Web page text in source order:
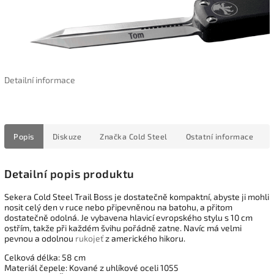
Detailní informace
Popis Diskuze Značka Cold Steel Ostatní informace
Detailní popis produktu
Sekera Cold Steel Trail Boss je dostatečně kompaktní, abyste ji mohli
nosit celý den v ruce nebo připevněnou na batohu, a přitom
dostatečně odolná. Je vybavena hlavicí evropského stylu s 10 cm
ostřím, takže při každém švihu pořádně zatne. Navíc má velmi
pevnou a odolnou rukojeťz amerického hikoru.
Celková délka: 58 cm
Materiál čepele: Kované z uhlíkové oceli 1055